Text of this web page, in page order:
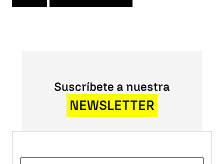
Suscríbete a nuestra
NEWSLETTER